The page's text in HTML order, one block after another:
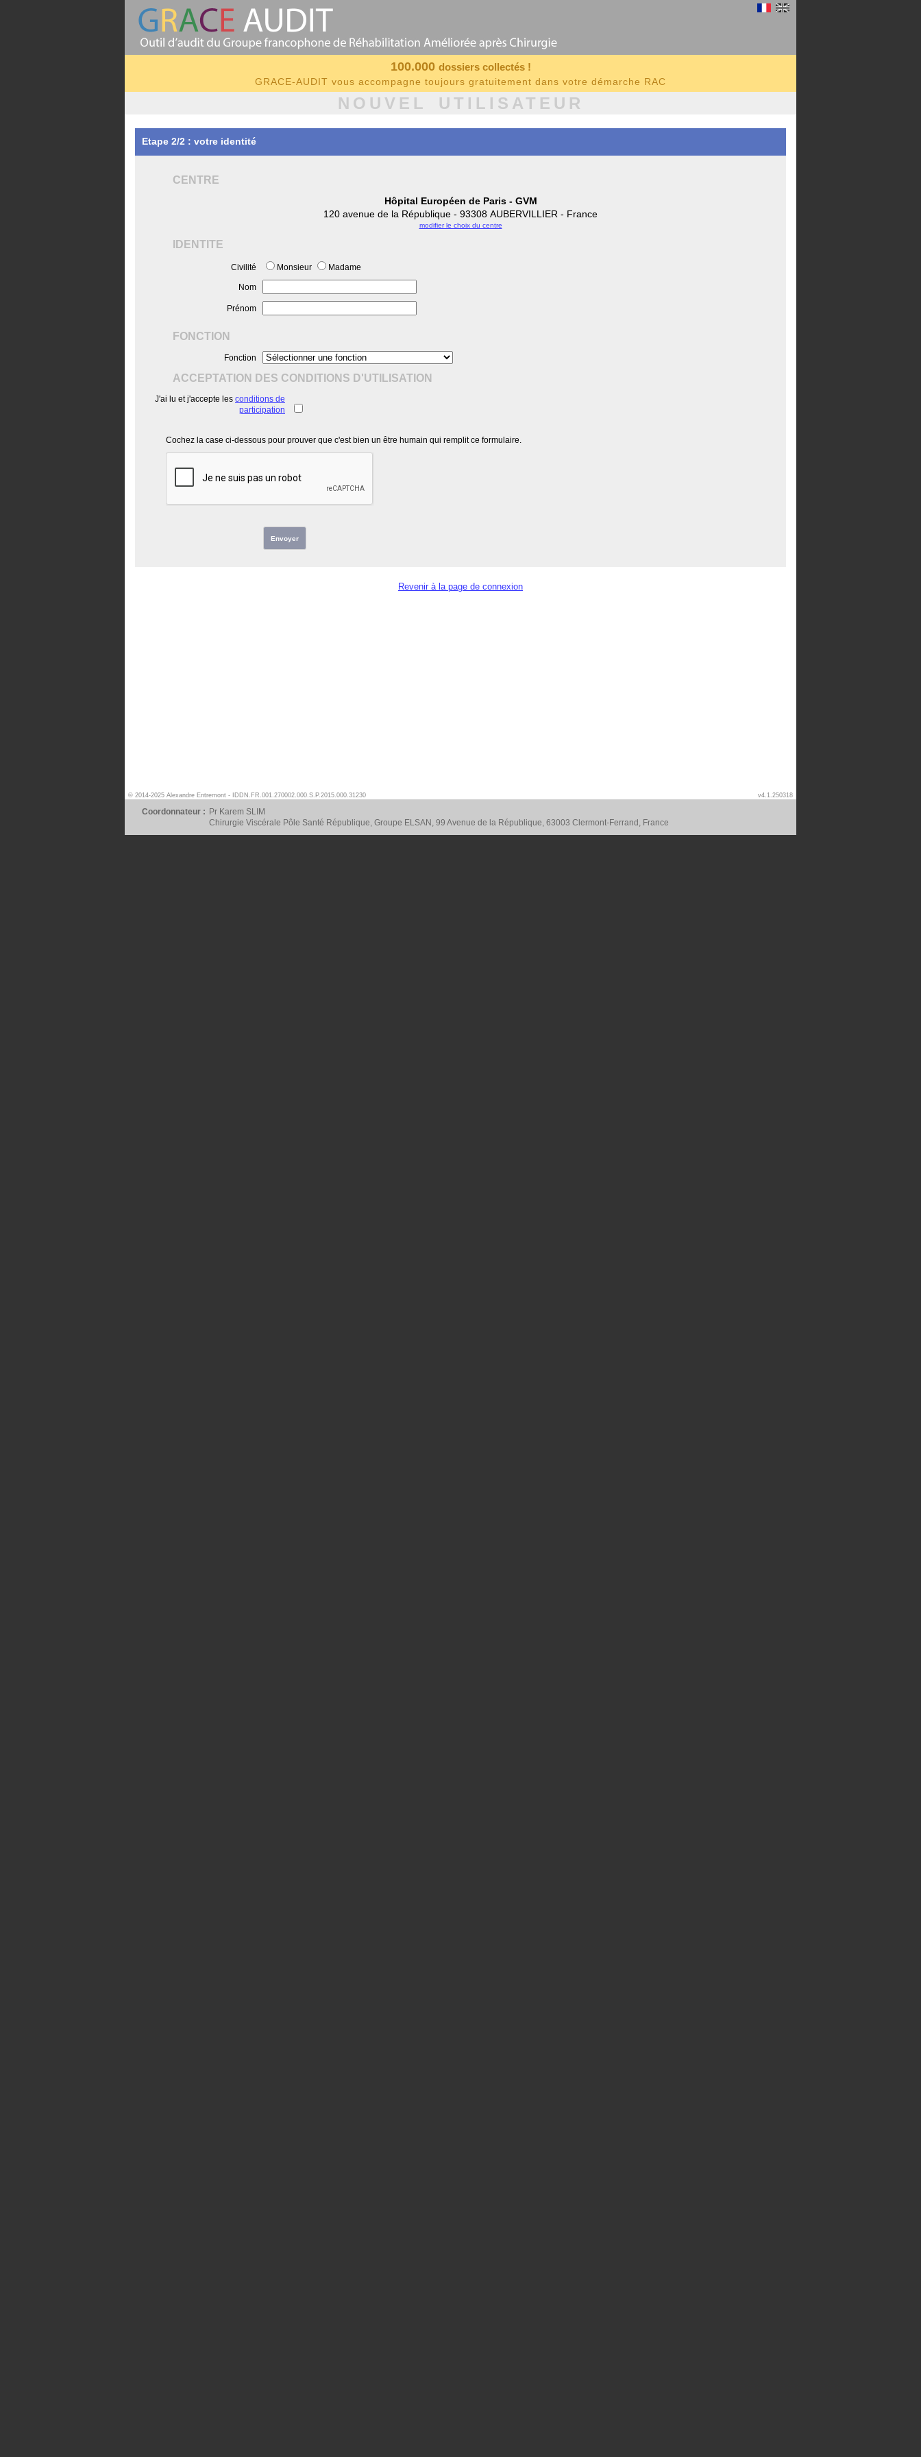
100.000 dossiers collectés !
GRACE-AUDIT vous accompagne toujours gratuitement dans votre démarche RAC
NOUVEL UTILISATEUR
Etape 2/2 : votre identité
CENTRE
Hôpital Européen de Paris - GVM
120 avenue de la République - 93308 AUBERVILLIER - France
modifier le choix du centre
IDENTITE
Civilité Monsieur Madame
Nom
Prénom
FONCTION
Fonction
ACCEPTATION DES CONDITIONS D'UTILISATION
J'ai lu et j'accepte les conditions de
participation
Cochez la case ci-dessous pour prouver que c'est bien un être humain qui remplit ce formulaire.
Envoyer
Revenir à la page de connexion
© 2014-2025 Alexandre Entremont - IDDN.FR.001.270002.000.S.P.2015.000.31230 v4.1.250318
Coordonnateur : Pr Karem SLIM
Chirurgie Viscérale Pôle Santé République, Groupe ELSAN, 99 Avenue de la République, 63003 Clermont-Ferrand, France